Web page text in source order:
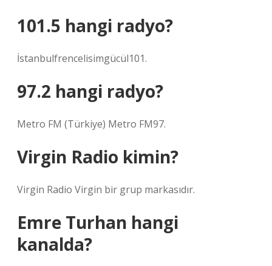
101.5 hangi radyo?
İstanbulfrencelisimgücül101.
97.2 hangi radyo?
Metro FM (Türkiye) Metro FM97.
Virgin Radio kimin?
Virgin Radio Virgin bir grup markasıdır.
Emre Turhan hangi
kanalda?